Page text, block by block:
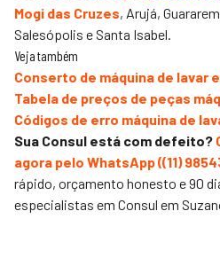
Mogi das Cruzes, Arujá,
Salesópolis e Santa Isabel.
Veja também
Conserto de máquina de lavar
Tabela de preços de peças
Códigos de erro máquina de
Sua Consul está com defeito?
agora pelo WhatsApp ((11)
rápido, orçamento honesto e 90
especialistas em Consul em